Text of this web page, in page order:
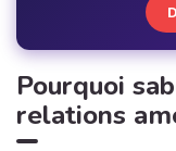
Pourquoi
relations